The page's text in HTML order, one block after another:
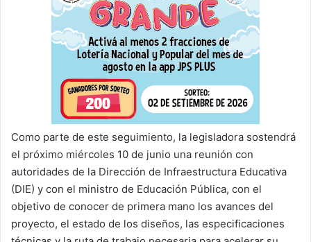
Como parte de este seguimiento, la legisladora sostendrá
el próximo miércoles 10 de junio una reunión con
autoridades de la Dirección de Infraestructura Educativa
(DIE) y con el ministro de Educación Pública, con el
objetivo de conocer de primera mano los avances del
proyecto, el estado de los diseños, las especificaciones